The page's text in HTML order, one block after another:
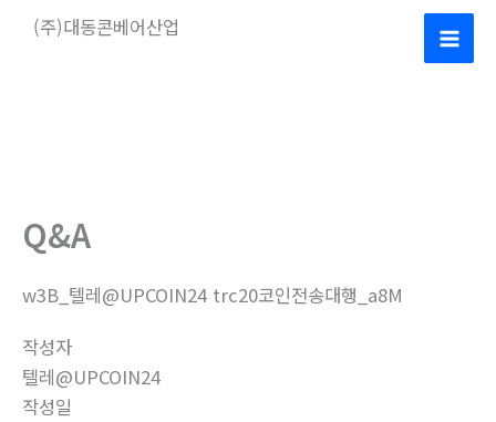
(주)대동콘베어산업
Main
Q&A
w3B_텔레@UPCOIN24 trc20코인전송대행_a8M
작성자
텔레@UPCOIN24
작성일